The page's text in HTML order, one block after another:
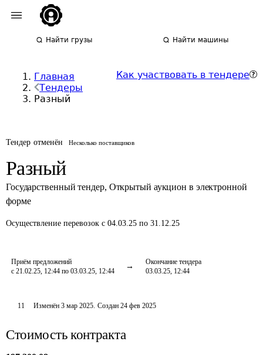
Найти грузы Найти машины
Главная
Тендеры
Разный
Как участвовать в тендере
Тендер отменён Несколько поставщиков
Разный
Государственный тендер, Открытый аукцион в электронной
форме
Осуществление перевозок с 04.03.25 по 31.12.25
Приём предложений
с 21.02.25, 12:44 по 03.03.25, 12:44
Окончание тендера
03.03.25, 12:44
11 Изменён3 мар 2025. Создан 24 фев 2025
Стоимость контракта